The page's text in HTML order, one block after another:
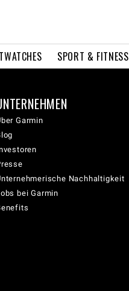
SPORT & FITNESS
Garmin
Nachhaltigkeit
bei Garmin